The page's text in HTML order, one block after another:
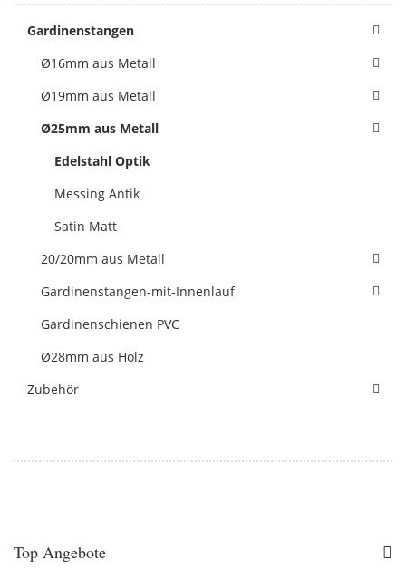
Gardinenstangen
Ø16mm aus Metall
Ø19mm aus Metall
Ø25mm aus Metall
Edelstahl Optik
Messing Antik
Satin Matt
20/20mm aus Metall
Gardinenstangen-mit-Innenlauf
Gardinenschienen PVC
Ø28mm aus Holz
Zubehör
Top Angebote